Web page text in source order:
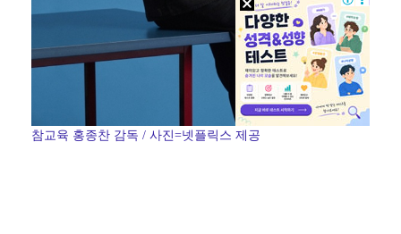
참교육 홍종찬 감독 / 사진=넷플릭스 제공